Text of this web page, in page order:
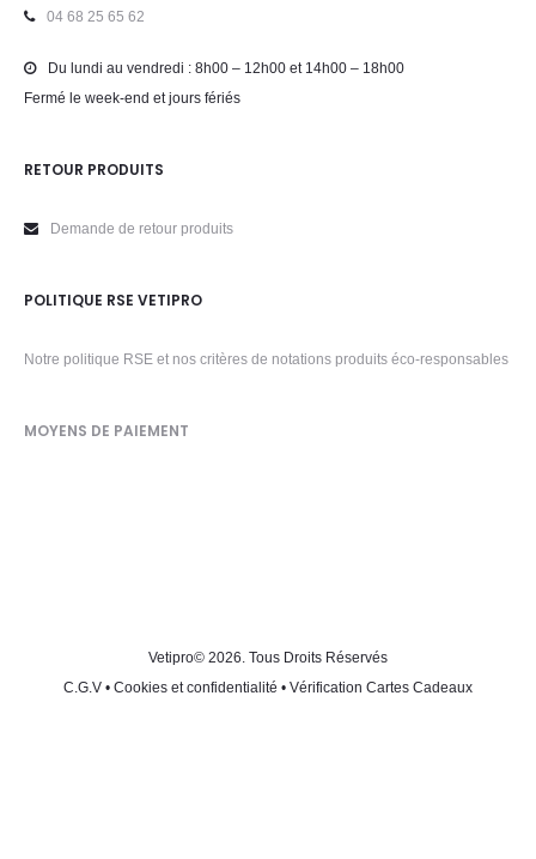
04 68 25 65 62
Du lundi au vendredi : 8h00 – 12h00 et 14h00 – 18h00
Fermé le week-end et jours fériés
RETOUR PRODUITS
Demande de retour produits
POLITIQUE RSE VETIPRO
Notre politique RSE et nos critères de notations produits éco-responsables
MOYENS DE PAIEMENT
Vetipro© 2026. Tous Droits Réservés
C.G.V • Cookies et confidentialité • Vérification Cartes Cadeaux